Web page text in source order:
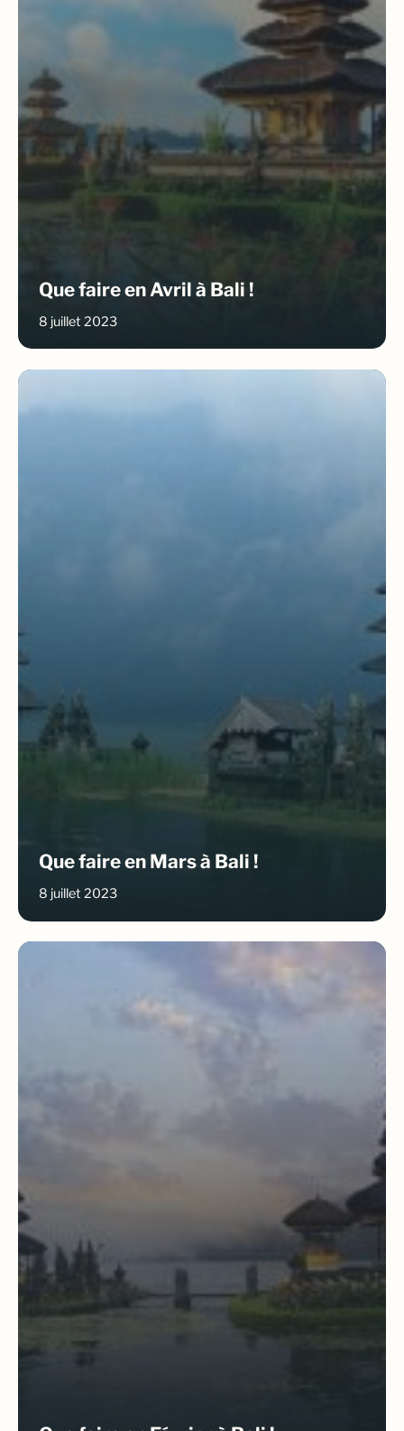
Que faire en Avril à Bali !
8 juillet 2023
Que faire en Mars à Bali !
8 juillet 2023